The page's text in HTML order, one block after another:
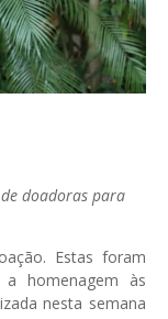
doadoras para
Estas foram
a homenagem às
nesta semana